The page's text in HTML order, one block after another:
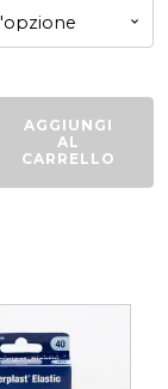
AGGIUNGI
AL
CARRELLO